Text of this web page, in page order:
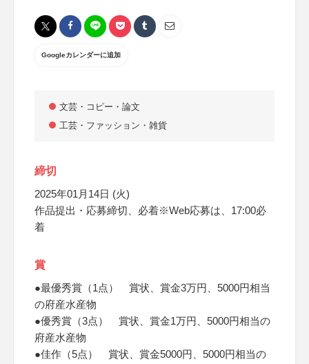
Googleカレンダーに追加
文芸・コピー・論文
工芸・ファッション・雑貨
締切
2025年01月14日 (火)
作品提出・応募締切、必着※Web応募は、17:00必
着
賞
●最優秀賞（1点） 賞状、賞金3万円、5000円相当
の府産水産物
●優秀賞（3点） 賞状、賞金1万円、5000円相当の
府産水産物
●佳作（5点） 賞状、賞金5000円、5000円相当の